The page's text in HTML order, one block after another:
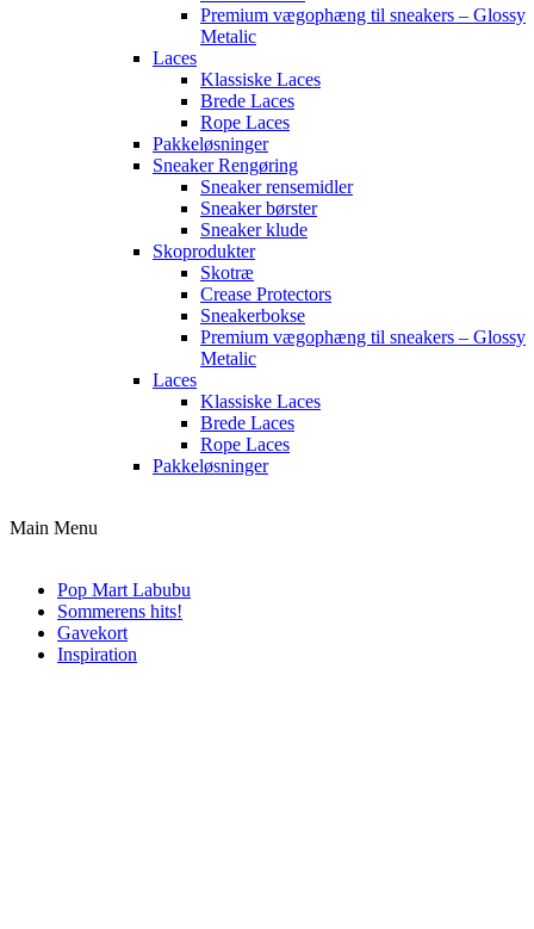
Premium vægophæng til sneakers – Glossy
Metalic
Laces
Klassiske Laces
Brede Laces
Rope Laces
Pakkeløsninger
Sneaker Rengøring
Sneaker rensemidler
Sneaker børster
Sneaker klude
Skoprodukter
Skotræ
Crease Protectors
Sneakerbokse
Premium vægophæng til sneakers – Glossy
Metalic
Laces
Klassiske Laces
Brede Laces
Rope Laces
Pakkeløsninger
Main Menu
Pop Mart Labubu
Sommerens hits!
Gavekort
Inspiration